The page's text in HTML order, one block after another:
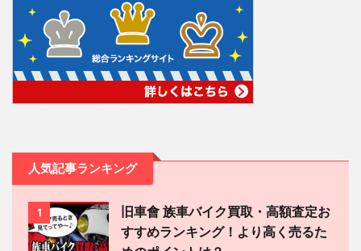
人気記事ランキング
1
旧車會 族車バイク買取・高額査定お
すすめランキング！より高く売るた